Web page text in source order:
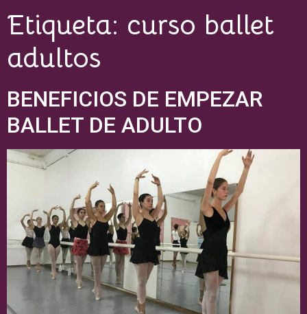
Etiqueta: curso ballet
adultos
BENEFICIOS DE EMPEZAR
BALLET DE ADULTO